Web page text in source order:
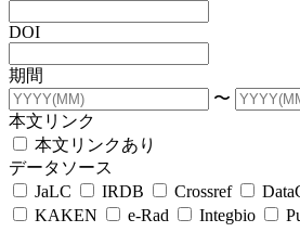
DOI
期間
〜
本文リンク
本文リンクあり
データソース
JaLC
IRDB Crossref
KAKEN
e-Rad Integbio